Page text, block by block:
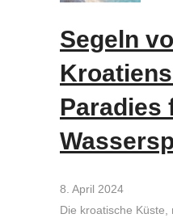
Segeln
Paradies
8. April 2024
Die kroatische Küste,